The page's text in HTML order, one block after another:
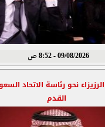
09/08/2026 - 8:52 ص
نحو رئاسة الاتحاد
القدم